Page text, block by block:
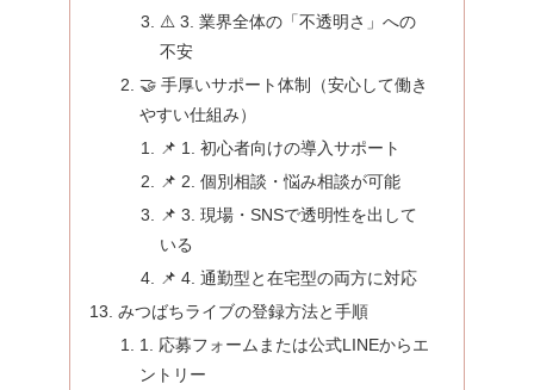
⚠️ 3. 業界全体の「不透明さ」への
不安
🤝 手厚いサポート体制（安心して働き
やすい仕組み）
📌 1. 初心者向けの導入サポート
📌 2. 個別相談・悩み相談が可能
📌 3. 現場・SNSで透明性を出して
いる
📌 4. 通勤型と在宅型の両方に対応
みつばちライブの登録方法と手順
1. 応募フォームまたは公式LINEからエ
ントリー